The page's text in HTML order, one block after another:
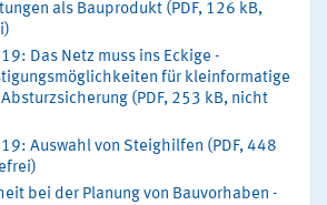
als Bauprodukt (PDF, 126 kB,
Das Netz muss ins Eckige -
für kleinformatige
(PDF, 253 kB, nicht
Auswahl von Steighilfen (PDF, 448
bei der Planung von Bauvorhaben -